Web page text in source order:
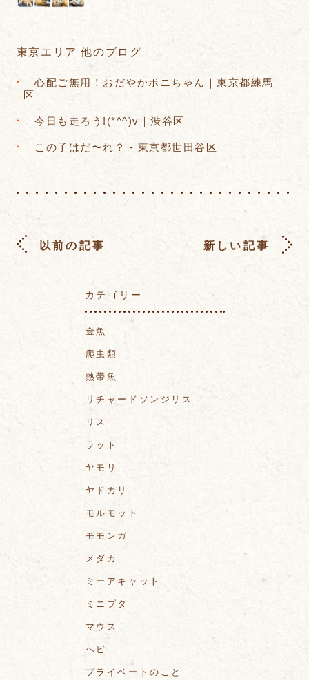
東京エリア 他のブログ
心配ご無用！おだやかボニちゃん｜東京都練馬
区
今日も走ろう!(*^^)v｜渋谷区
この子はだ〜れ？ - 東京都世田谷区
以前の記事 新しい記事
カテゴリー
金魚
爬虫類
熱帯魚
リチャードソンジリス
リス
ラット
ヤモリ
ヤドカリ
モルモット
モモンガ
メダカ
ミーアキャット
ミニブタ
マウス
ヘビ
プライベートのこと